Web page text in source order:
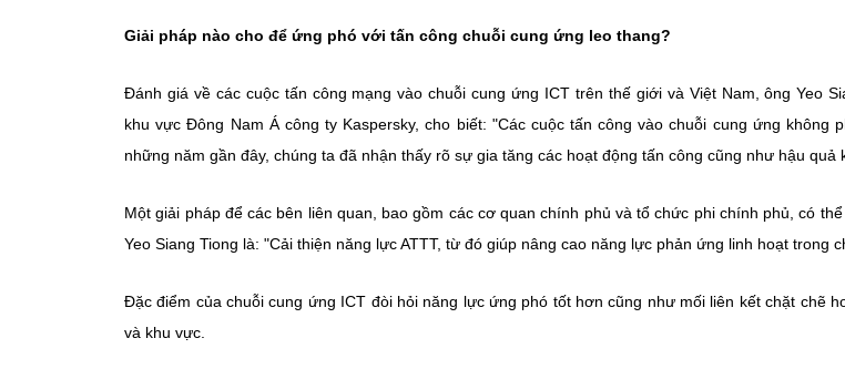
Giải pháp nào cho để ứng phó với tấn công chuỗi cung ứng leo thang?
Đánh giá về các cuộc tấn công mạng vào chuỗi cung ứng ICT trên thế giới và Việt Nam, ông Yeo
khu vực Đông Nam Á công ty Kaspersky, cho biết: "Các cuộc tấn công vào chuỗi cung ứng không
những năm gần đây, chúng ta đã nhận thấy rõ sự gia tăng các hoạt động tấn công cũng như hậu quả
Một giải pháp để các bên liên quan, bao gồm các cơ quan chính phủ và tổ chức phi chính phủ, có
Yeo Siang Tiong là: "Cải thiện năng lực ATTT, từ đó giúp nâng cao năng lực phản ứng linh hoạt trong
Đặc điểm của chuỗi cung ứng ICT đòi hỏi năng lực ứng phó tốt hơn cũng như mối liên kết chặt chẽ
và khu vực.